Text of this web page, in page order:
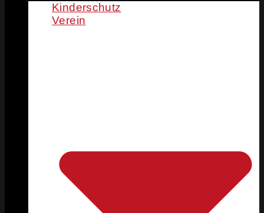
Kinderschutz
Verein